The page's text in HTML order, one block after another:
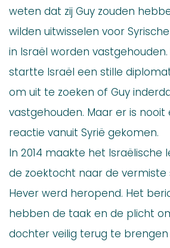
weten dat zij Guy zouden
wilden uitwisselen voor
in Israël worden vastgehouden.
startte Israël een stille
om uit te zoeken of Guy
vastgehouden. Maar er is nooit
reactie vanuit Syrië gekomen.
In 2014 maakte het Israëlische
de zoektocht naar de vermiste
Hever werd heropend. Het
hebben de taak en de plicht
dochter veilig terug te brengen